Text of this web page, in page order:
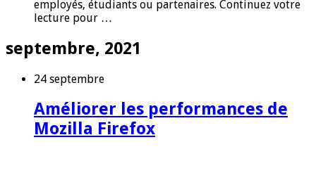
employés, étudiants ou partenaires. Continuez votre
lecture pour …
septembre, 2021
24 septembre
Améliorer les performances de
Mozilla Firefox